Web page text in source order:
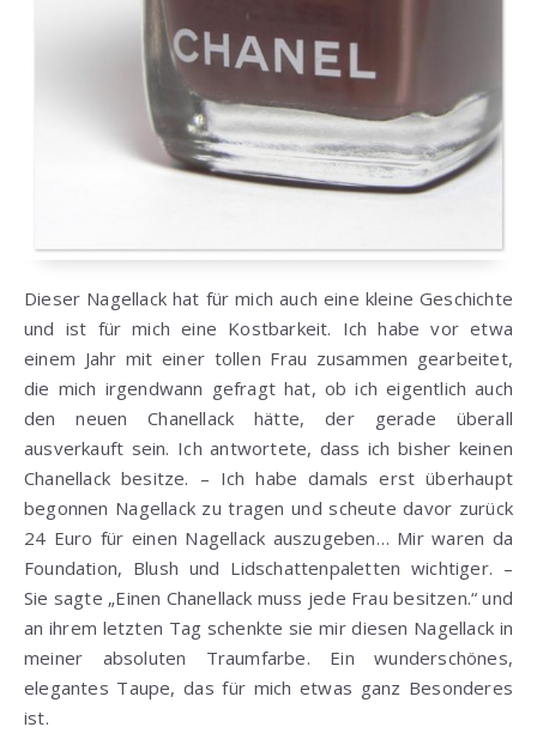
Dieser Nagellack hat für mich auch eine kleine Geschichte
und ist für mich eine Kostbarkeit. Ich habe vor etwa
einem Jahr mit einer tollen Frau zusammen gearbeitet,
die mich irgendwann gefragt hat, ob ich eigentlich auch
den neuen Chanellack hätte, der gerade überall
ausverkauft sein. Ich antwortete, dass ich bisher keinen
Chanellack besitze. – Ich habe damals erst überhaupt
begonnen Nagellack zu tragen und scheute davor zurück
24 Euro für einen Nagellack auszugeben… Mir waren da
Foundation, Blush und Lidschattenpaletten wichtiger. –
Sie sagte „Einen Chanellack muss jede Frau besitzen.“ und
an ihrem letzten Tag schenkte sie mir diesen Nagellack in
meiner absoluten Traumfarbe. Ein wunderschönes,
elegantes Taupe, das für mich etwas ganz Besonderes
ist.